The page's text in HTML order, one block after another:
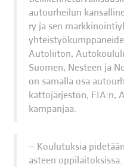
autourheilun
ry ja sen
Autoliiton,
Suomen, Nesteen ja
on samalla osa
kattojärjestön, FIA:n,
kampanjaa.
Koulutuksia
asteen